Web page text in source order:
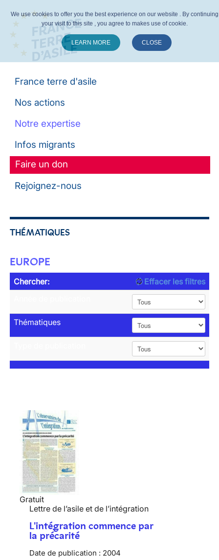
France terre d'asile
Nos actions
Notre expertise
Infos migrants
Faire un don
Rejoignez-nous
THÉMATIQUES
EUROPE
Chercher:
Effacer les filtres
Thématiques
Gratuit
Lettre de l’asile et de l’intégration
L'intégration commence par
la précarité
Date de publication : 2004
We use cookies to offer you the best experience on our website . By continuing
your visit to this site , you agree to makes use of cookie.
LEARN MORE CLOSE